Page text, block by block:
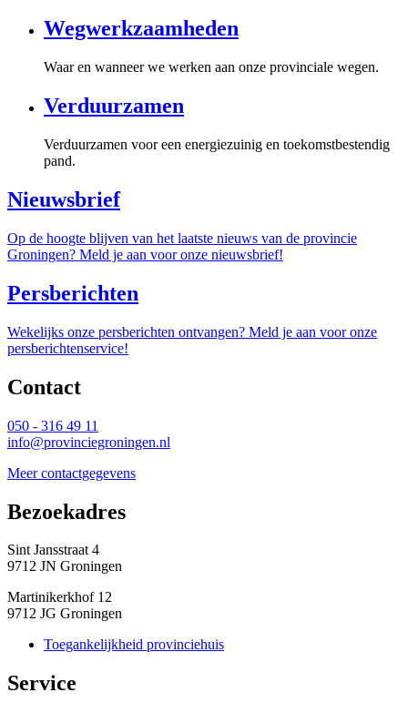
Wegwerkzaamheden
Waar en wanneer we werken aan onze provinciale wegen.
Verduurzamen
Verduurzamen voor een energiezuinig en toekomstbestendig
pand.
Nieuwsbrief
Op de hoogte blijven van het laatste nieuws van de provincie
Groningen? Meld je aan voor onze nieuwsbrief!
Persberichten
Wekelijks onze persberichten ontvangen? Meld je aan voor onze
persberichtenservice!
Contact
050 - 316 49 11
info@provinciegroningen.nl
Meer contactgegevens
Bezoekadres
Sint Jansstraat 4
9712 JN Groningen
Martinikerkhof 12
9712 JG Groningen
Toegankelijkheid provinciehuis
Service